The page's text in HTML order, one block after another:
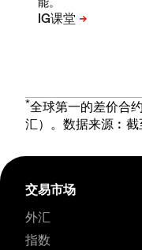
*全球第一的差价合
汇）。数据来源︰
交易市场
外汇
指数